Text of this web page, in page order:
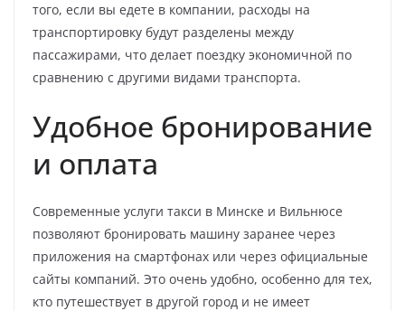
того, если вы едете в компании, расходы на
транспортировку будут разделены между
пассажирами, что делает поездку экономичной по
сравнению с другими видами транспорта.
Удобное бронирование
и оплата
Современные услуги такси в Минске и Вильнюсе
позволяют бронировать машину заранее через
приложения на смартфонах или через официальные
сайты компаний. Это очень удобно, особенно для тех,
кто путешествует в другой город и не имеет